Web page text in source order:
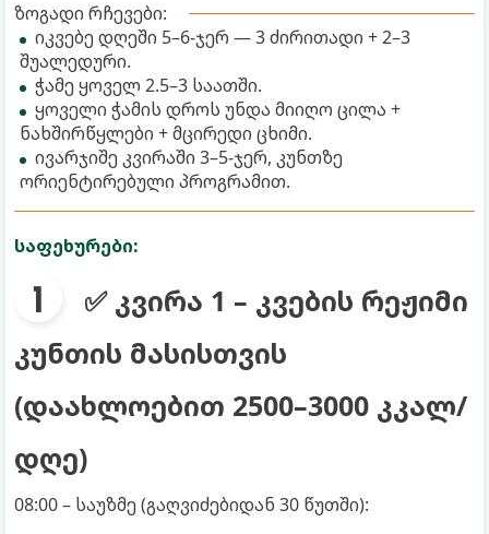
ზოგადი რჩევები:
იკვებე დღეში 5–6-ჯერ — 3 ძირითადი + 2–3
შუალედური.
ჭამე ყოველ 2.5–3 საათში.
ყოველი ჭამის დროს უნდა მიიღო ცილა +
ნახშირწყლები + მცირედი ცხიმი.
ივარჯიშე კვირაში 3–5-ჯერ, კუნთზე
ორიენტირებული პროგრამით.
საფეხურები:
✅ კვირა 1 – კვების რეჟიმი
კუნთის მასისთვის
(დაახლოებით 2500–3000 კკალ/
დღე)
08:00 – საუზმე (გაღვიძებიდან 30 წუთში):